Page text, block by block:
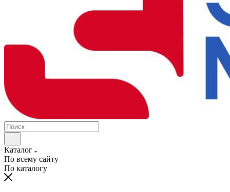
Каталог
По всему сайту
По каталогу